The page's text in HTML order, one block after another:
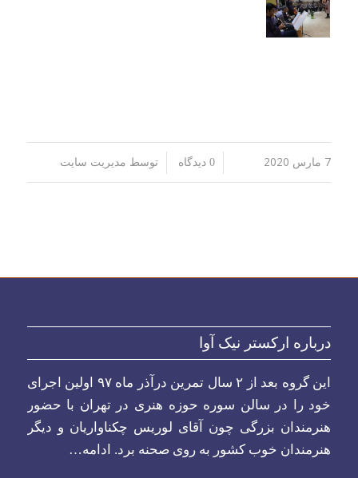
7 مارس 2020 / 0 دیدگاه توسط مدیریت سایت
درباره ارکستر نیک آوا
این گروه بعد از ۲ سال تمرین درآذر ماه ۹۷ اولین اجرای
خود را در سالن سوره حوزه هنری در تهران با حضور
هنرمندان بزرگی چون آقای لوریس چکناواریان و دیگر
هنرمندان خوب کشور به روی صحنه برد. ادامه…